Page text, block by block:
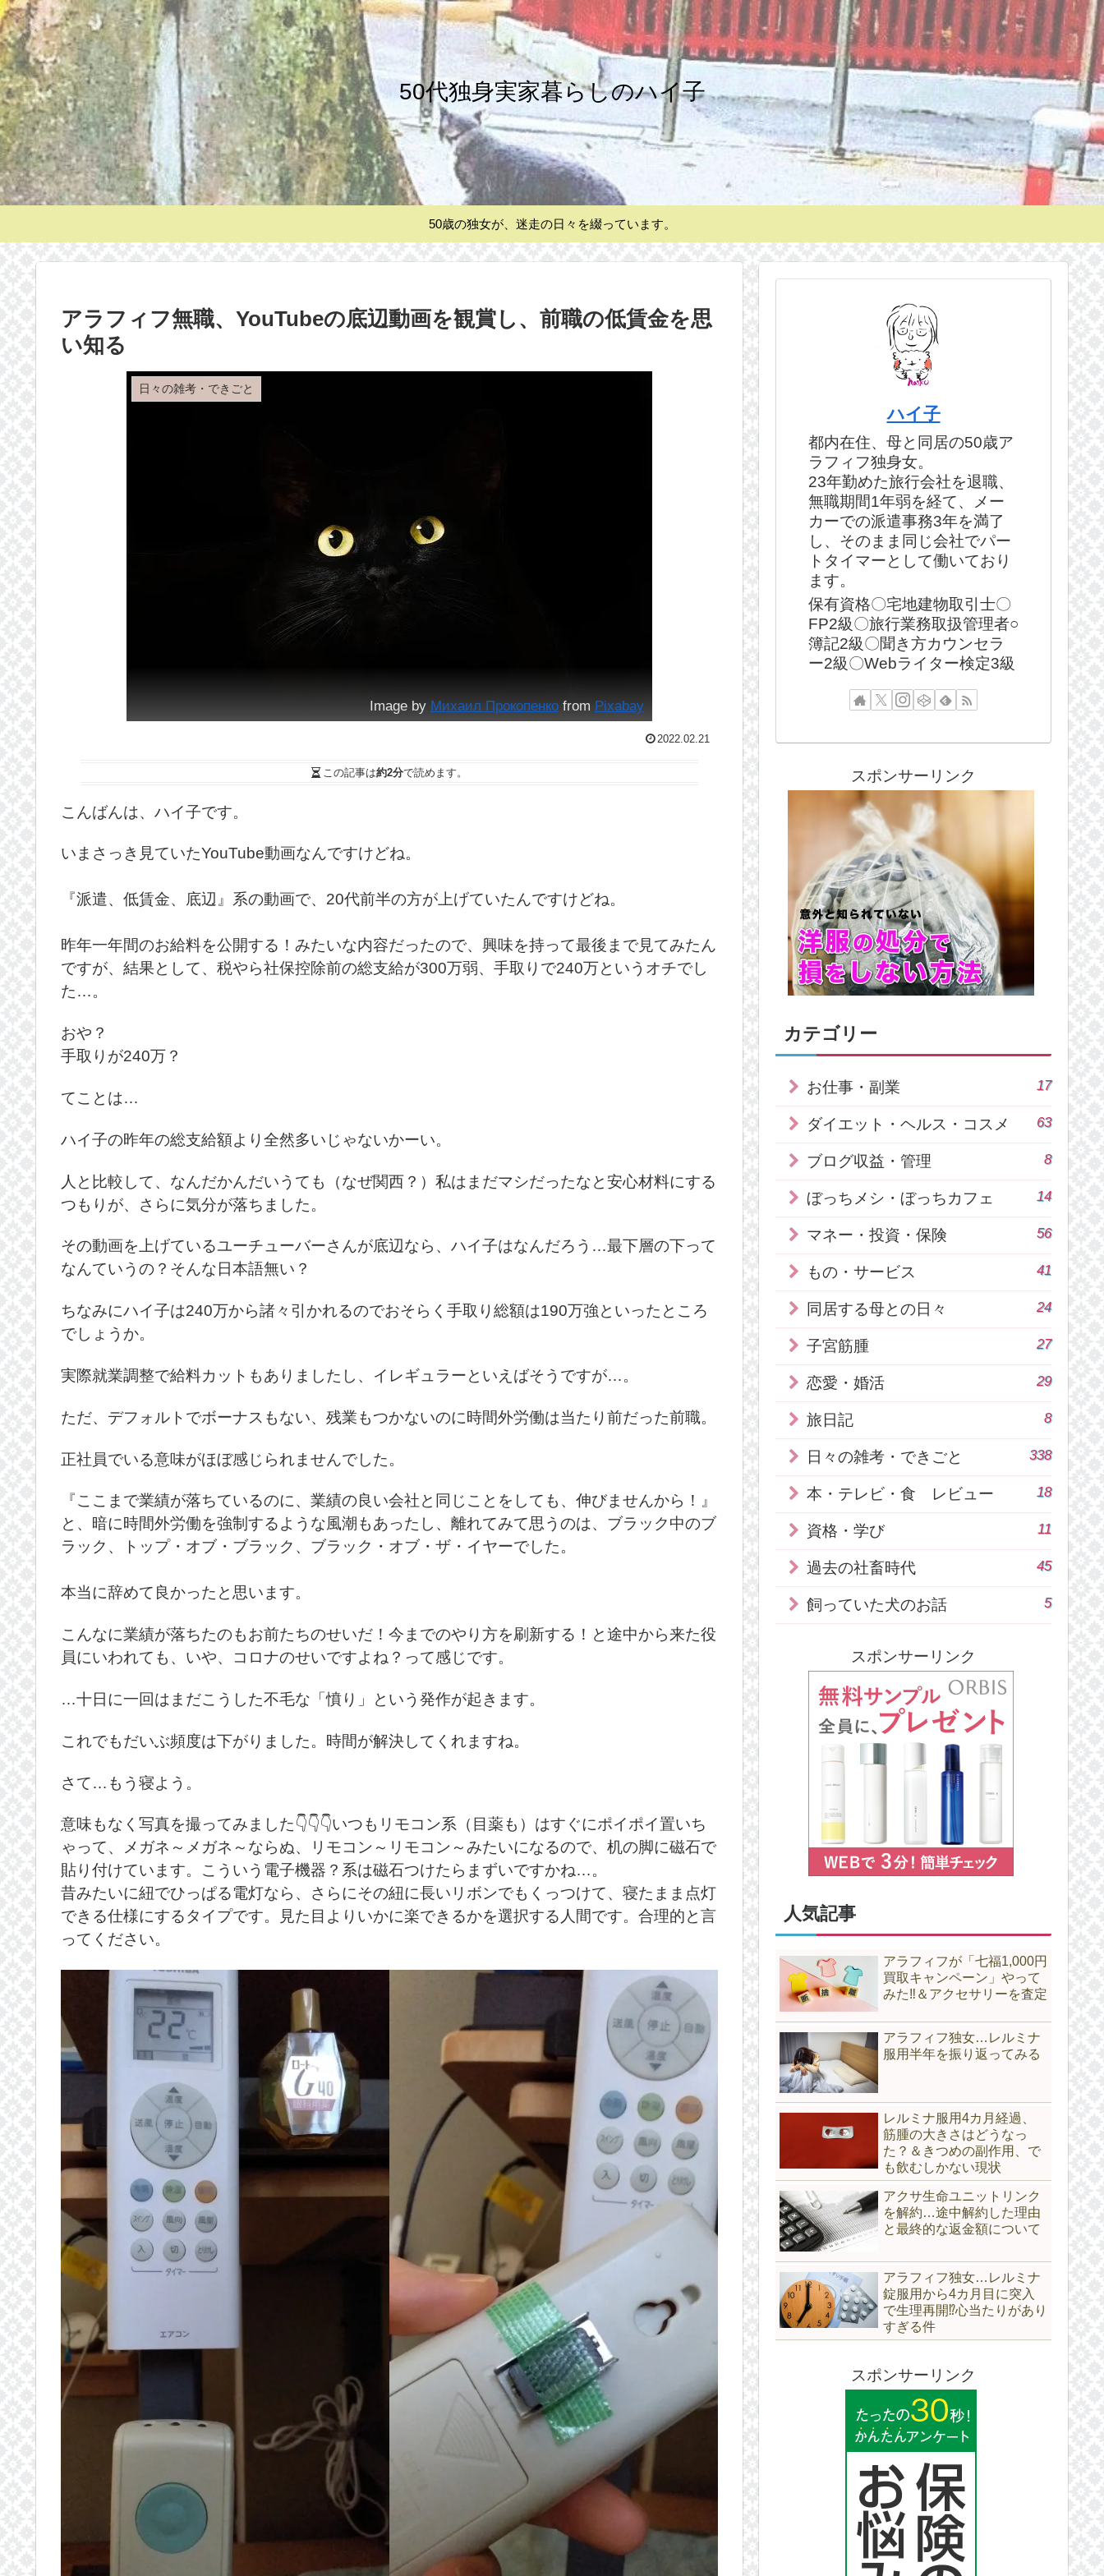
50代独身実家暮らしのハイ子
50歳の独女が、迷走の日々を綴っています。
アラフィフ無職、YouTubeの底辺動画を観賞し、前職の低賃金を思
い知る
日々の雑考・できごと
Image by Михаил Прокопенкоfrom Pixabay
2022.02.21
この記事は約2分で読めます。
こんばんは、ハイ子です。
いまさっき見ていたYouTube動画なんですけどね。
『派遣、低賃金、底辺』系の動画で、20代前半の方が上げていたんですけどね。
昨年一年間のお給料を公開する！みたいな内容だったので、興味を持って最後まで見てみたん
ですが、結果として、税やら社保控除前の総支給が300万弱、手取りで240万というオチでし
た…。
おや？
手取りが240万？
てことは…
ハイ子の昨年の総支給額より全然多いじゃないかーい。
人と比較して、なんだかんだいうても（なぜ関西？）私はまだマシだったなと安心材料にする
つもりが、さらに気分が落ちました。
その動画を上げているユーチューバーさんが底辺なら、ハイ子はなんだろう…最下層の下って
なんていうの？そんな日本語無い？
ちなみにハイ子は240万から諸々引かれるのでおそらく手取り総額は190万強といったところ
でしょうか。
実際就業調整で給料カットもありましたし、イレギュラーといえばそうですが…。
ただ、デフォルトでボーナスもない、残業もつかないのに時間外労働は当たり前だった前職。
正社員でいる意味がほぼ感じられませんでした。
『ここまで業績が落ちているのに、業績の良い会社と同じことをしても、伸びませんから！』
と、暗に時間外労働を強制するような風潮もあったし、離れてみて思うのは、ブラック中のブ
ラック、トップ・オブ・ブラック、ブラック・オブ・ザ・イヤーでした。
本当に辞めて良かったと思います。
こんなに業績が落ちたのもお前たちのせいだ！今までのやり方を刷新する！と途中から来た役
員にいわれても、いや、コロナのせいですよね？って感じです。
…十日に一回はまだこうした不毛な「憤り」という発作が起きます。
これでもだいぶ頻度は下がりました。時間が解決してくれますね。
さて…もう寝よう。
意味もなく写真を撮ってみました👇👇👇いつもリモコン系（目薬も）はすぐにポイポイ置いち
ゃって、メガネ～メガネ～ならぬ、リモコン～リモコン～みたいになるので、机の脚に磁石で
貼り付けています。こういう電子機器？系は磁石つけたらまずいですかね…。
昔みたいに紐でひっぱる電灯なら、さらにその紐に長いリボンでもくっつけて、寝たまま点灯
できる仕様にするタイプです。見た目よりいかに楽できるかを選択する人間です。合理的と言
ってください。
ハイ子
都内在住、母と同居の50歳ア
ラフィフ独身女。
23年勤めた旅行会社を退職、
無職期間1年弱を経て、メー
カーでの派遣事務3年を満了
し、そのまま同じ会社でパー
トタイマーとして働いており
ます。
保有資格〇宅地建物取引士〇
FP2級〇旅行業務取扱管理者○
簿記2級〇聞き方カウンセラ
ー2級〇Webライター検定3級
スポンサーリンク
カテゴリー
お仕事・副業 17
ダイエット・ヘルス・コスメ 63
ブログ収益・管理 8
ぼっちメシ・ぼっちカフェ 14
マネー・投資・保険 56
もの・サービス 41
同居する母との日々 24
子宮筋腫 27
恋愛・婚活 29
旅日記 8
日々の雑考・できごと 338
本・テレビ・食 レビュー 18
資格・学び 11
過去の社畜時代 45
飼っていた犬のお話 5
スポンサーリンク
人気記事
アラフィフが「七福1,000円
買取キャンペーン」やって
みた‼＆アクセサリーを査定
アラフィフ独女…レルミナ
服用半年を振り返ってみる
レルミナ服用4カ月経過、
筋腫の大きさはどうなっ
た？＆きつめの副作用、で
も飲むしかない現状
アクサ生命ユニットリンク
を解約…途中解約した理由
と最終的な返金額について
アラフィフ独女…レルミナ
錠服用から4カ月目に突入
で生理再開⁉心当たりがあり
すぎる件
スポンサーリンク